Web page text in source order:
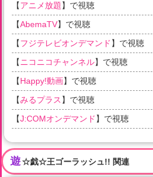
【アニメ放題】で視聴
【AbemaTV】で視聴
【フジテレビオンデマンド 】で視聴
【ニコニコチャンネル】で視聴
【Happy!動画】で視聴
【みるプラス 】で視聴
【J:COMオンデマンド 】で視聴
遊☆戯☆王ゴーラッシュ!! 関連